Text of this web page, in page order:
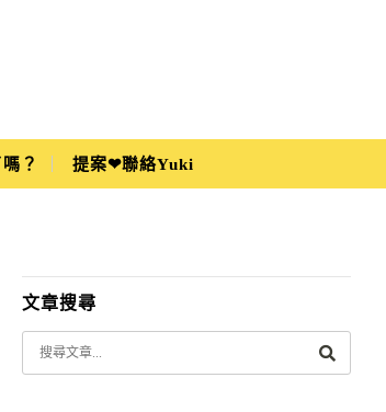
？ 提案❤聯絡Yuki
文章搜尋